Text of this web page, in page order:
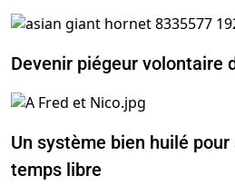
Devenir piégeur volontaire
Un système bien huilé pour
temps libre